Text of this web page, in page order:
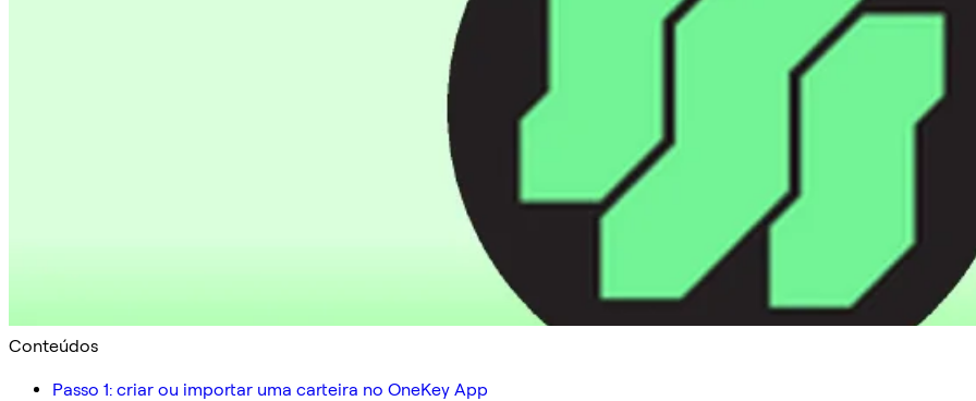
Conteúdos
Passo 1: criar ou importar uma carteira no OneKey App